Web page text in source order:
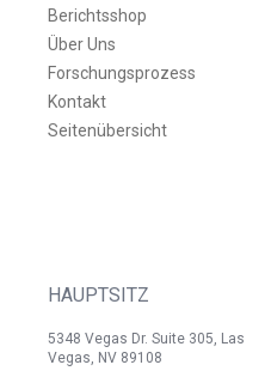
Berichtsshop
Über Uns
Forschungsprozess
Kontakt
Seitenübersicht
HAUPTSITZ
5348 Vegas Dr. Suite 305, Las
Vegas, NV 89108